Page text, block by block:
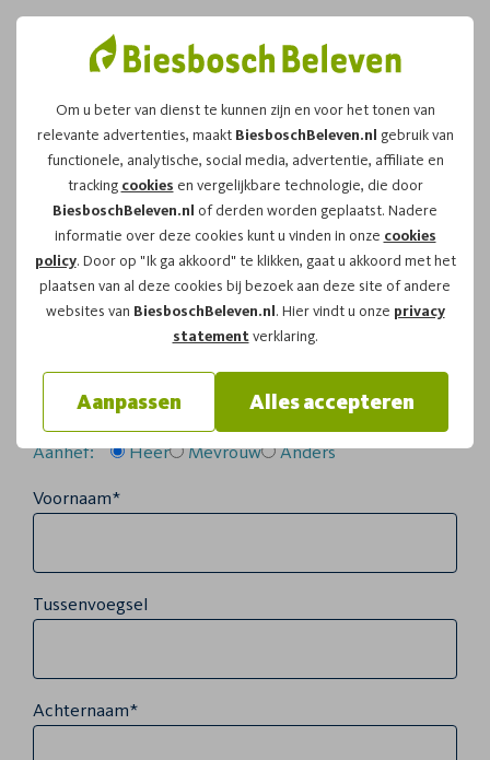
Om u beter van dienst te kunnen zijn en voor het tonen van
relevante advertenties, maakt BiesboschBeleven.nl gebruik van
functionele, analytische, social media, advertentie, affiliate en
tracking cookies en vergelijkbare technologie, die door
BiesboschBeleven.nl of derden worden geplaatst. Nadere
informatie over deze cookies kunt u vinden in onze cookies
policy. Door op "Ik ga akkoord" te klikken, gaat u akkoord met het
plaatsen van al deze cookies bij bezoek aan deze site of andere
websites van BiesboschBeleven.nl. Hier vindt u onze privacy
statementverklaring.
Aanpassen Alles accepteren
Leuk dat u kiest voor dit
arrangement!
Om te reserveren voor de Fluistertochtvaartocht op
zaterdag 11-07-2026om 12:00vragen wij u
onderstaand formulier in te vullen.
Uw gegevens:
Aanhef: Heer Mevrouw Anders
Voornaam*
Tussenvoegsel
Achternaam*